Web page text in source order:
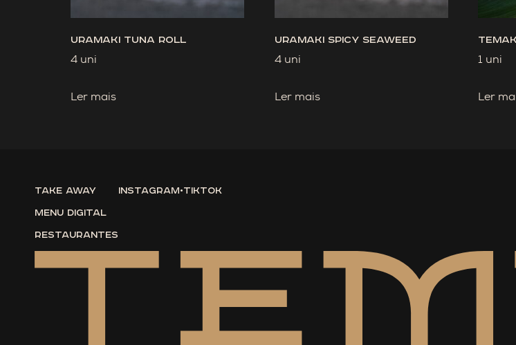
Uramaki Tuna Roll
4 uni
Ler mais
Uramaki Spicy Seaweed
4 uni
Ler mais
1 uni
Ler
Take Away
Menu Digital
Restaurantes
instagram •tiktok